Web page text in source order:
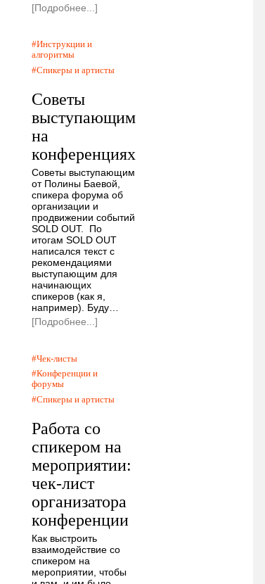
[Подробнее...]
Инструкции и
алгоритмы
Спикеры и артисты
Советы
выступающим
на
конференциях
Советы выступающим
от Полины Баевой,
спикера форума об
организации и
продвижении событий
SOLD OUT. По
итогам SOLD OUT
написался текст с
рекомендациями
выступающим для
начинающих
спикеров (как я,
например). Буду…
[Подробнее...]
Чек-листы
Конференции и
форумы
Спикеры и артисты
Работа со
спикером на
мероприятии:
чек-лист
организатора
конференции
Как выстроить
взаимодействие со
спикером на
мероприятии, чтобы